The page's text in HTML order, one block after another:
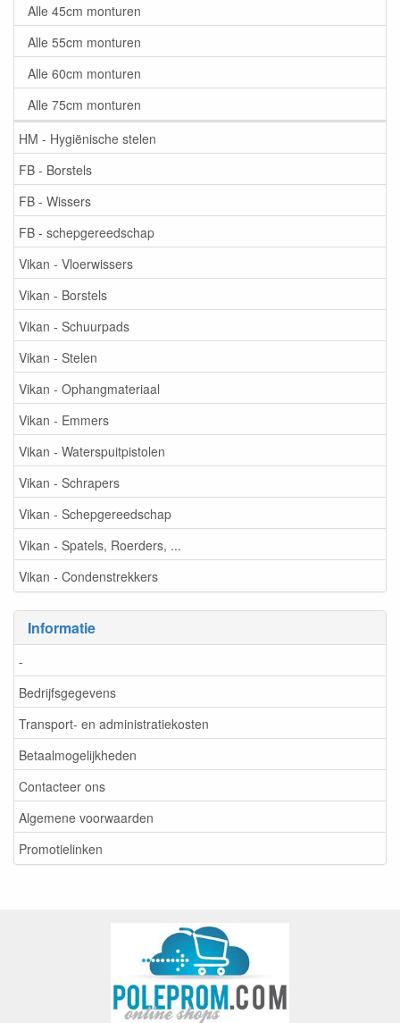
Alle 45cm monturen
Alle 55cm monturen
Alle 60cm monturen
Alle 75cm monturen
HM - Hygiënische stelen
FB - Borstels
FB - Wissers
FB - schepgereedschap
Vikan - Vloerwissers
Vikan - Borstels
Vikan - Schuurpads
Vikan - Stelen
Vikan - Ophangmateriaal
Vikan - Emmers
Vikan - Waterspuitpistolen
Vikan - Schrapers
Vikan - Schepgereedschap
Vikan - Spatels, Roerders, ...
Vikan - Condenstrekkers
Informatie
-
Bedrijfsgegevens
Transport- en administratiekosten
Betaalmogelijkheden
Contacteer ons
Algemene voorwaarden
Promotielinken